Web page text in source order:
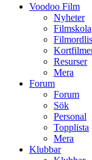
Voodoo Film
Nyheter
Filmskola
Resurser
Mera
Forum
Forum
Sök
Personal
Topplista
Mera
Klubbar